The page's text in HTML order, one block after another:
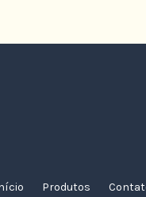
Produtos